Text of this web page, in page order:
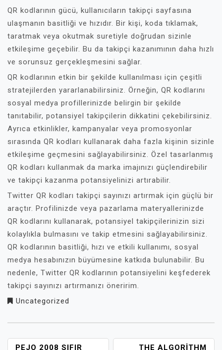
QR kodlarının gücü, kullanıcıların takipçi sayfasına
ulaşmanın basitliği ve hızıdır. Bir kişi, koda tıklamak,
taratmak veya okutmak suretiyle doğrudan sizinle
etkileşime geçebilir. Bu da takipçi kazanımının daha hızlı
ve sorunsuz gerçekleşmesini sağlar.
QR kodlarının etkin bir şekilde kullanılması için çeşitli
stratejilerden yararlanabilirsiniz. Örneğin, QR kodlarını
sosyal medya profillerinizde belirgin bir şekilde
tanıtabilir, potansiyel takipçilerin dikkatini çekebilirsiniz.
Ayrıca etkinlikler, kampanyalar veya promosyonlar
sırasında QR kodları kullanarak daha fazla kişinin sizinle
etkileşime geçmesini sağlayabilirsiniz. Özel tasarlanmış
QR kodları kullanmak da marka imajınızı güçlendirebilir
ve takipçi kazanma potansiyelinizi artırabilir.
Twitter QR kodları takipçi sayınızı artırmak için güçlü bir
araçtır. Profilinizde veya pazarlama materyallerinizde
QR kodlarını kullanarak, potansiyel takipçilerinizin sizi
kolaylıkla bulmasını ve takip etmesini sağlayabilirsiniz.
QR kodlarının basitliği, hızı ve etkili kullanımı, sosyal
medya hesabınızın büyümesine katkıda bulunabilir. Bu
nedenle, Twitter QR kodlarının potansiyelini keşfederek
takipçi sayınızı artırmanızı öneririm.
Uncategorized
PEJO 2008 SIFIR THE ALGORITHM